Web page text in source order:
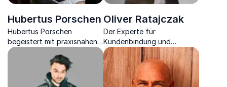
Hubertus Porschen
Hubertus Porschen
begeistert mit praxisnahen
Impulsen zu Künstlicher
Intelligenz, Führung und
Zukunftsfähigkeit im
Mittelstand.
Oliver Ratajczak
Der Experte für
Kundenbindung und
Effizienz in CRM, Marketing,
Vertrieb, Kommunikation &
Zusammenarbeit.